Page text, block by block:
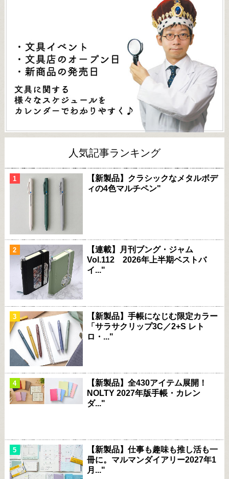
人気記事ランキング
【新製品】クラシックなメタルボデ
ィの4色マルチペン"
【連載】月刊ブング・ジャム
Vol.112 2026年上半期ベストバ
イ..."
【新製品】手帳になじむ限定カラー
「サラサクリップ3C／2+S レト
ロ・..."
【新製品】全430アイテム展開！
NOLTY 2027年版手帳・カレン
ダ..."
【新製品】仕事も趣味も推し活も一
冊に。マルマンダイアリー2027年1
月..."